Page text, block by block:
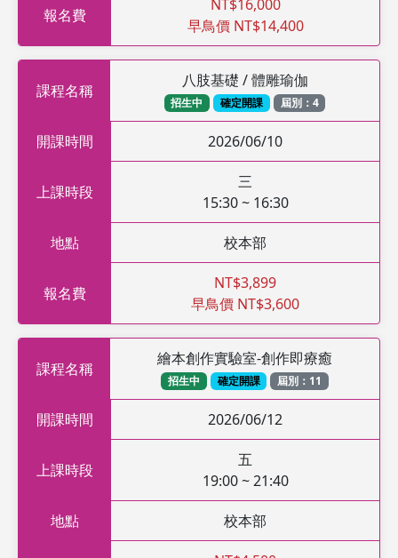
報名費
NT$16,000
早鳥價 NT$14,400
課程名稱
八肢基礎 / 體雕瑜伽
招生中 確定開課 屆別：4
開課時間 2026/06/10
上課時段
三
15:30 ~ 16:30
地點 校本部
報名費
NT$3,899
早鳥價 NT$3,600
課程名稱
繪本創作實驗室-創作即療癒
招生中 確定開課 屆別：11
開課時間 2026/06/12
上課時段
五
19:00 ~ 21:40
地點 校本部